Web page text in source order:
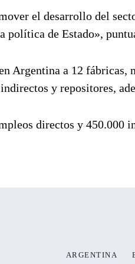
el desarrollo del
política de Estado»,
Argentina a 12 fábricas,
y repositores,
directos y
ARGENTINA